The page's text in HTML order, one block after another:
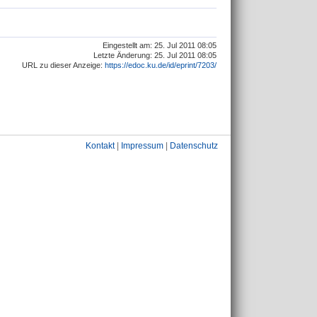
Eingestellt am: 25. Jul 2011 08:05
Letzte Änderung: 25. Jul 2011 08:05
URL zu dieser Anzeige: https://edoc.ku.de/id/eprint/7203/
Kontakt| Impressum Datenschutz